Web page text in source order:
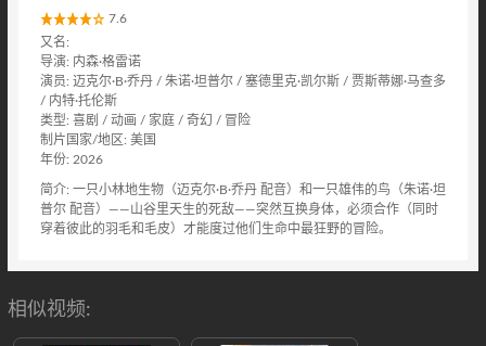
7.6
又名:
导演: 内森·格雷诺
演员: 迈克尔·B·乔丹 / 朱诺·坦普尔 / 塞德里克·凯尔斯 / 贾斯蒂娜·马查多
/ 内特·托伦斯
类型: 喜剧 / 动画 / 家庭 / 奇幻 / 冒险
制片国家/地区: 美国
年份: 2026
简介: 一只小林地生物（迈克尔·B·乔丹 配音）和一只雄伟的鸟（朱诺·坦
普尔 配音）——山谷里天生的死敌——突然互换身体，必须合作（同时
穿着彼此的羽毛和毛皮）才能度过他们生命中最狂野的冒险。
相似视频: